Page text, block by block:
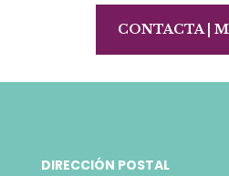
CONTACTA |
DIRECCIÓN POSTAL